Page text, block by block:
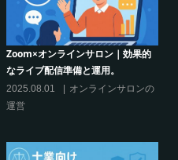
グルメ系オンラインサロンで密かな
ブーム-今、なぜ”たけのこご飯”が熱
いのか
2024.06.21